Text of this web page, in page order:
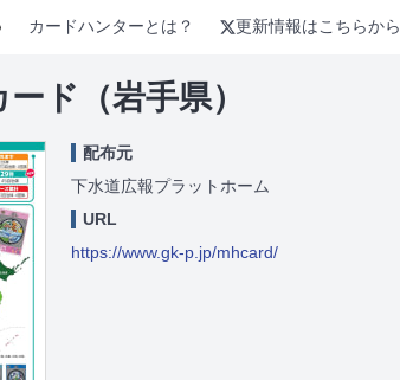
カードハンターとは？ 更新情報はこちらから
ド（岩手県）
配布元
下水道広報プラットホーム
URL
https://www.gk-p.jp/mhcard/